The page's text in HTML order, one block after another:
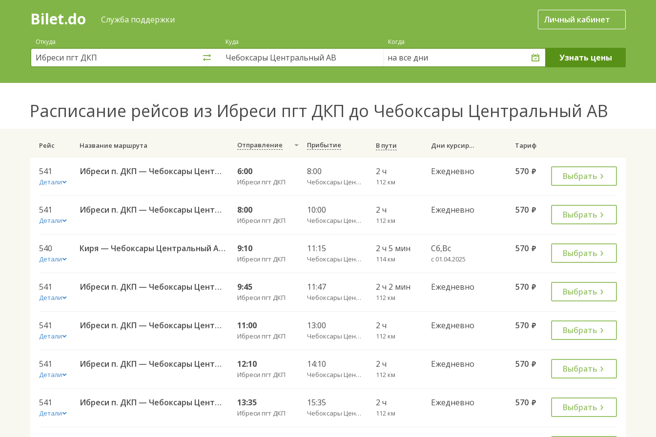
Поиск
покупка
билетов
автобус
онлайн
Bilet.do Служба поддержки Личный кабинет
Откуда Куда Когда
на все дни
Расписание рейсов из Ибреси пгт ДКП до Чебоксары Центральный АВ
Рейс Название маршрута Отправление Прибытие В пути Дни курсирования Тариф
541
Детали
Ибреси п. ДКП — Чебоксары Центральный АВ 541 6:00
Ибреси пгт ДКП
8:00
Чебоксары Центральный АВ
2 ч
112 км
Ежедневно 570 руб. Выбрать
541
Детали
Ибреси п. ДКП — Чебоксары Центральный АВ 541 8:00
Ибреси пгт ДКП
10:00
Чебоксары Центральный АВ
2 ч
112 км
Ежедневно 570 руб. Выбрать
540
Детали
Киря — Чебоксары Центральный АВ ч/з Канаш АВ 540 9:10
Ибреси пгт ДКП
11:15
Чебоксары Центральный АВ
2 ч 5 мин
114 км
Сб,Вс
с 01.04.2025
570 руб. Выбрать
541
Детали
Ибреси п. ДКП — Чебоксары Центральный АВ 541 9:45
Ибреси пгт ДКП
11:47
Чебоксары Центральный АВ
2 ч 2 мин
112 км
Ежедневно 570 руб. Выбрать
541
Детали
Ибреси п. ДКП — Чебоксары Центральный АВ 541 11:00
Ибреси пгт ДКП
13:00
Чебоксары Центральный АВ
2 ч
112 км
Ежедневно 570 руб. Выбрать
541
Детали
Ибреси п. ДКП — Чебоксары Центральный АВ 541 12:10
Ибреси пгт ДКП
14:10
Чебоксары Центральный АВ
2 ч
112 км
Ежедневно 570 руб. Выбрать
541
Детали
Ибреси п. ДКП — Чебоксары Центральный АВ 541 13:35
Ибреси пгт ДКП
15:35
Чебоксары Центральный АВ
2 ч
112 км
Ежедневно 570 руб. Выбрать